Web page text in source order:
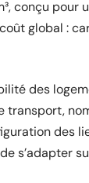
conçu pour
global :
des
des
s’adapter